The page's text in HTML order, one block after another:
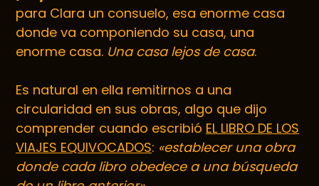
para Clara un consuelo, esa enorme casa
donde va componiendo su casa, una
enorme casa. Una casa lejos de casa.
Es natural en ella remitirnos a una
circularidad en sus obras, algo que dijo
comprender cuando escribió EL LIBRO DE LOS
VIAJES EQUIVOCADOS: «establecer una obra
donde cada libro obedece a una búsqueda